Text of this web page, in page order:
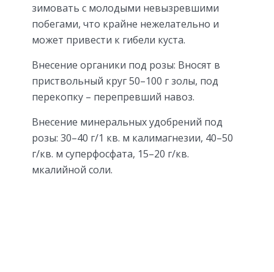
зимовать с молодыми невы­зревшими
побегами, что крайне нежела­тельно и
может привести к гибели куста.
Внесение органики под розы: Вносят в
приствольный круг 50–100 г золы, под
перекопку – перепрев­ший навоз.
Внесение минеральных удобрений под
розы: 30–40 г/1 кв. м калимагнезии, 40–50
г/кв. м суперфосфата, 15–20 г/кв.
мкалийной соли.